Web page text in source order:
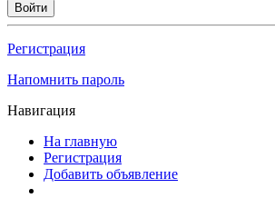
Войти
Регистрация
Напомнить пароль
Навигация
На главную
Регистрация
Добавить объявление